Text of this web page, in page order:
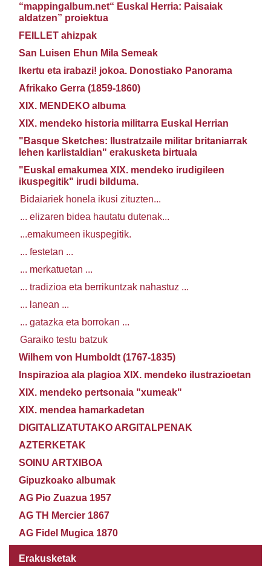
“mappingalbum.net“ Euskal Herria: Paisaiak
aldatzen” proiektua
FEILLET ahizpak
San Luisen Ehun Mila Semeak
Ikertu eta irabazi! jokoa. Donostiako Panorama
Afrikako Gerra (1859-1860)
XIX. MENDEKO albuma
XIX. mendeko historia militarra Euskal Herrian
"Basque Sketches: Ilustratzaile militar britaniarrak
lehen karlistaldian" erakusketa birtuala
"Euskal emakumea XIX. mendeko irudigileen
ikuspegitik" irudi bilduma.
Bidaiariek honela ikusi zituzten...
... elizaren bidea hautatu dutenak...
...emakumeen ikuspegitik.
... festetan ...
... merkatuetan ...
... tradizioa eta berrikuntzak nahastuz ...
... lanean ...
... gatazka eta borrokan ...
Garaiko testu batzuk
Wilhem von Humboldt (1767-1835)
Inspirazioa ala plagioa XIX. mendeko ilustrazioetan
XIX. mendeko pertsonaia "xumeak"
XIX. mendea hamarkadetan
DIGITALIZATUTAKO ARGITALPENAK
AZTERKETAK
SOINU ARTXIBOA
Gipuzkoako albumak
AG Pio Zuazua 1957
AG TH Mercier 1867
AG Fidel Mugica 1870
Erakusketak